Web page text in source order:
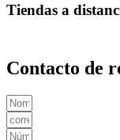
Tiendas a
Contacto de